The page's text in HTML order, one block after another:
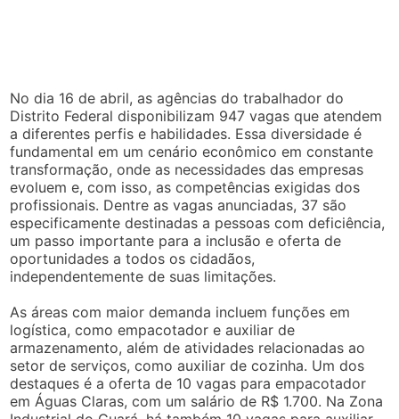
No dia 16 de abril, as agências do trabalhador do
Distrito Federal disponibilizam 947 vagas que atendem
a diferentes perfis e habilidades. Essa diversidade é
fundamental em um cenário econômico em constante
transformação, onde as necessidades das empresas
evoluem e, com isso, as competências exigidas dos
profissionais. Dentre as vagas anunciadas, 37 são
especificamente destinadas a pessoas com deficiência,
um passo importante para a inclusão e oferta de
oportunidades a todos os cidadãos,
independentemente de suas limitações.
As áreas com maior demanda incluem funções em
logística, como empacotador e auxiliar de
armazenamento, além de atividades relacionadas ao
setor de serviços, como auxiliar de cozinha. Um dos
destaques é a oferta de 10 vagas para empacotador
em Águas Claras, com um salário de R$ 1.700. Na Zona